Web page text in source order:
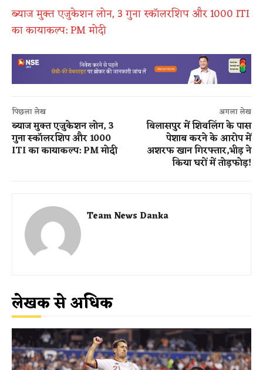
ब्याज मुक्त एजुकेशन लोन, 3 गुना स्कॉलरशिप और 1000 ITI
का कायाकल्प: PM मोदी
पिछला लेख
ब्याज मुक्त एजुकेशन लोन, 3
गुना स्कॉलरशिप और 1000
ITI का कायाकल्प: PM मोदी
अगला लेख
बिलासपुर में शिवलिंग के पास
पेशाब करने के आरोप में
अशरफ खान गिरफ्तार,भीड़ ने
किया घरों में तोड़फोड़!
Team News Danka
लेखक से अधिक